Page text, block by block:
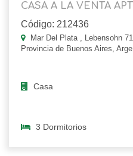
CASA A LA VENTA
Código: 212436
Mar Del Plata , Lebensohn
Provincia de Buenos Aires,
Casa
3 Dormitorios